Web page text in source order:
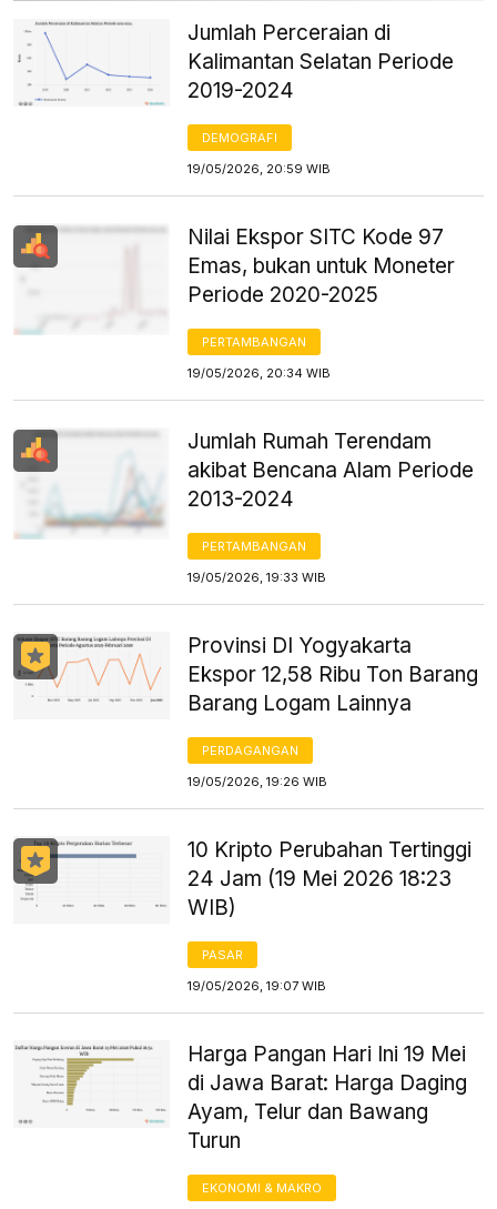
Jumlah Perceraian di
Kalimantan Selatan Periode
2019-2024
DEMOGRAFI
19/05/2026, 20:59 WIB
Nilai Ekspor SITC Kode 97
Emas, bukan untuk Moneter
Periode 2020-2025
PERTAMBANGAN
19/05/2026, 20:34 WIB
Jumlah Rumah Terendam
akibat Bencana Alam Periode
2013-2024
PERTAMBANGAN
19/05/2026, 19:33 WIB
Provinsi DI Yogyakarta
Ekspor 12,58 Ribu Ton Barang
Barang Logam Lainnya
PERDAGANGAN
19/05/2026, 19:26 WIB
10 Kripto Perubahan Tertinggi
24 Jam (19 Mei 2026 18:23
WIB)
PASAR
19/05/2026, 19:07 WIB
Harga Pangan Hari Ini 19 Mei
di Jawa Barat: Harga Daging
Ayam, Telur dan Bawang
Turun
EKONOMI & MAKRO